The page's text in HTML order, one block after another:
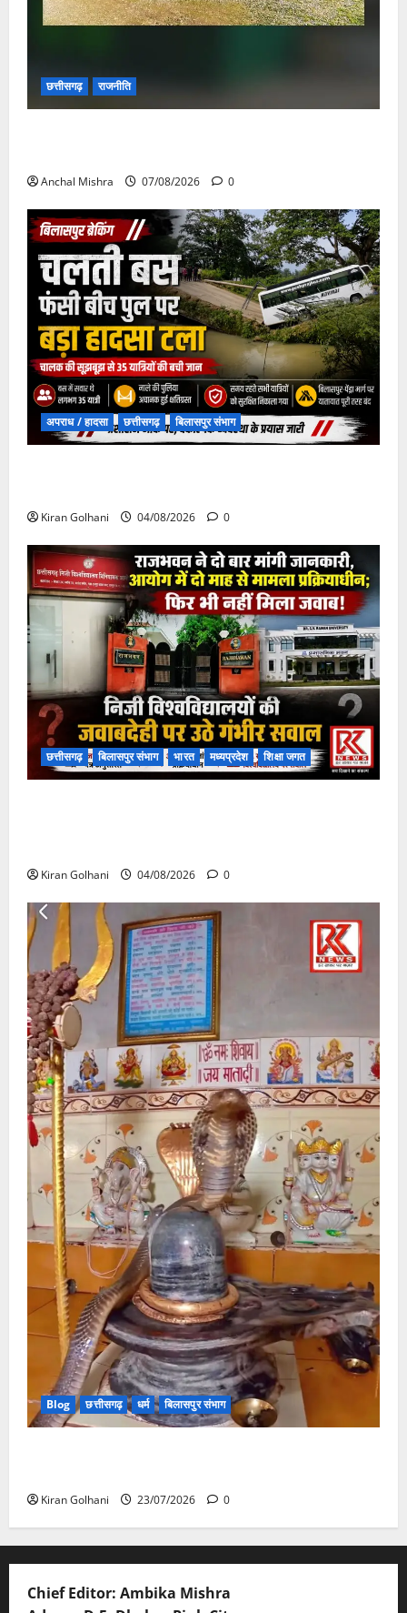
छत्तीसगढ़ राजनीति
Anchal Mishra 07/08/2026 0
अपराध / हादसा छत्तीसगढ़ बिलासपुर संभाग
Kiran Golhani 04/08/2026 0
छत्तीसगढ़ बिलासपुर संभाग भारत मध्यप्रदेश शिक्षा जगत
Kiran Golhani 04/08/2026 0
Blog छत्तीसगढ़ धर्म बिलासपुर संभाग
Kiran Golhani 23/07/2026 0
Chief Editor: Ambika Mishra